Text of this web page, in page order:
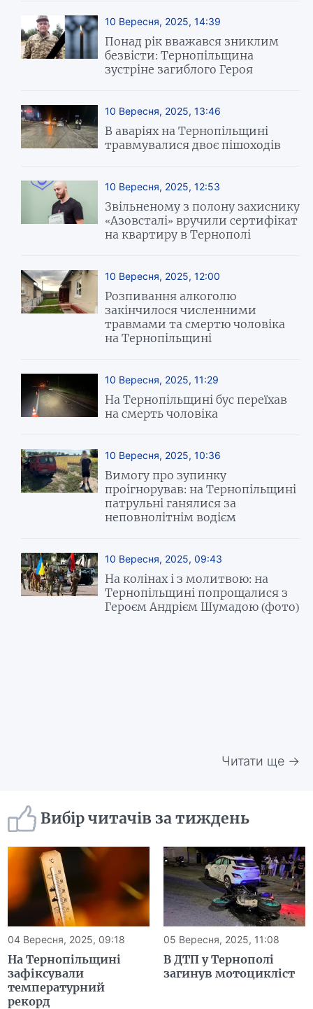
10 Вересня, 2025, 14:39
Понад рік вважався зниклим
безвісти: Тернопільщина
зустріне загиблого Героя
10 Вересня, 2025, 13:46
В аваріях на Тернопільщині
травмувалися двоє пішоходів
10 Вересня, 2025, 12:53
Звільненому з полону захиснику
«Азовсталі» вручили сертифікат
на квартиру в Тернополі
10 Вересня, 2025, 12:00
Розпивання алкоголю
закінчилося численними
травмами та смертю чоловіка
на Тернопільщині
10 Вересня, 2025, 11:29
На Тернопільщині бус переїхав
на смерть чоловіка
10 Вересня, 2025, 10:36
Вимогу про зупинку
проігнорував: на Тернопільщині
патрульні ганялися за
неповнолітнім водієм
10 Вересня, 2025, 09:43
На колінах і з молитвою: на
Тернопільщині попрощалися з
Героєм Андрієм Шумадою (фото)
Читати ще →
Вибір читачів за тиждень
04 Вересня, 2025, 09:18
На Тернопільщині
зафіксували
температурний
рекорд
05 Вересня, 2025, 11:08
В ДТП у Тернополі
загинув мотоцикліст